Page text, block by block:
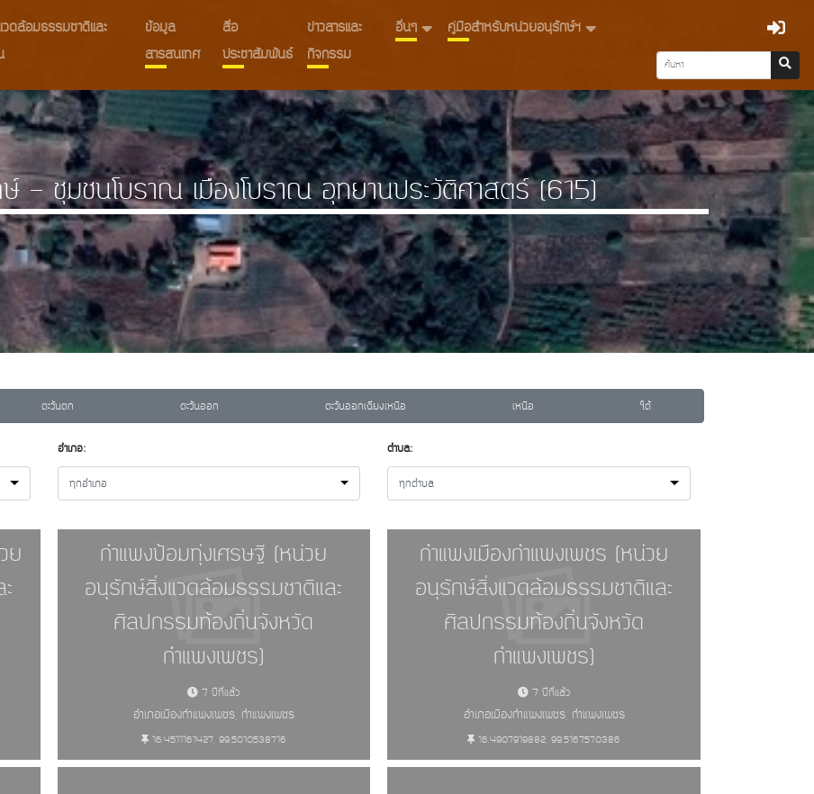
ดล้อมธรรมชาติและ
ข้อมูล
สารสนเทศ
สื่อ
ประชาสัมพันธ์
ข่าวสารและ
กิจกรรม
อื่นๆ คู่มือสำหรับหน่วยอนุรักษ์ฯ
- ชุมชนโบราณ เมืองโบราณ อุทยานประวัติศาสตร์ (615)
ตะวันตก ตะวันออก ตะวันออกเฉียงเหนือ เหนือ ใต้
อำเภอ:
ทุกอำเภอ
ตำบล:
ทุกตำบล
ย
กำแพงป้อมทุ่งเศรษฐี (หน่วย
อนุรักษ์สิ่งแวดล้อมธรรมชาติและ
ศิลปกรรมท้องถิ่นจังหวัด
กำแพงเพชร)
7 ปีที่แล้ว
อำเภอเมืองกำแพงเพชร, กำแพงเพชร
16.4511161427, 99.5010538716
กำแพงเมืองกำแพงเพชร (หน่วย
อนุรักษ์สิ่งแวดล้อมธรรมชาติและ
ศิลปกรรมท้องถิ่นจังหวัด
กำแพงเพชร)
7 ปีที่แล้ว
อำเภอเมืองกำแพงเพชร, กำแพงเพชร
16.4907919882, 99.5167570386